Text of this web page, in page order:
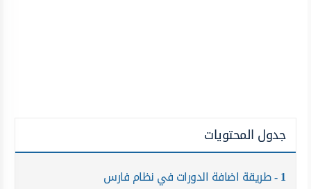
جدول المحتويات
1 طريقة اضافة الدورات في نظام فارس